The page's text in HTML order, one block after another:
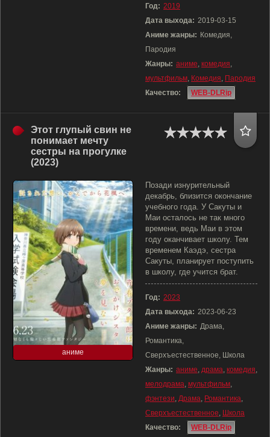
Год: 2019
Дата выхода: 2019-03-15
Аниме жанры: Комедия,
Пародия
Жанры: аниме, комедия,
мультфильм, Комедия, Пародия
Качество:
WEB-DLRip
Этот глупый свин не
понимает мечту
сестры на прогулке
(2023)
аниме
Позади изнурительный
декабрь, близится окончание
учебного года. У Сакуты и
Маи осталось не так много
времени, ведь Маи в этом
году оканчивает школу. Тем
временем Каэдэ, сестра
Сакуты, планирует поступить
в школу, где учится брат.
Год: 2023
Дата выхода: 2023-06-23
Аниме жанры: Драма,
Романтика,
Сверхъестественное, Школа
Жанры: аниме, драма, комедия,
мелодрама, мультфильм,
фэнтези, Драма, Романтика,
Сверхъестественное, Школа
Качество:
WEB-DLRip